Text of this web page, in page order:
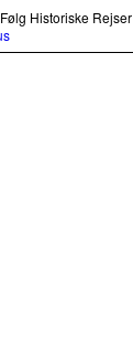
Følg Historiske Rejser